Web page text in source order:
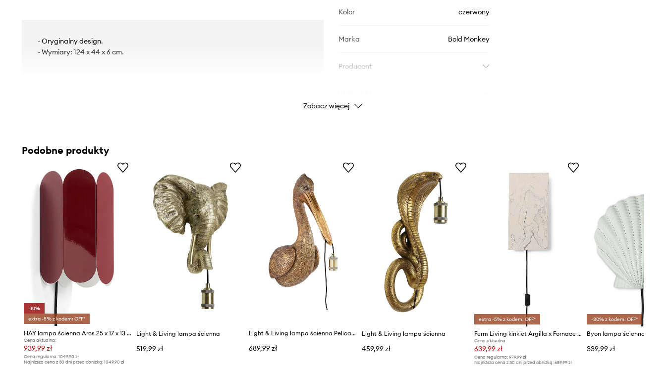
- Oryginalny design.
- Wymiary: 124 x 44 x 6 cm.
Kolor czerwony
Marka Bold Monkey
Producent
Zobacz więcej
Podobne produkty
-10%
extra -5% z kodem: OFF*
HAY lampa ścienna Arcs 25 x 17 x 13 cm
Cena aktualna:
939,99 zł
Cena regularna: 1049,90 zł
Najniższa cena z 30 dni przed obniżką: 1049,90 zł
Light & Living lampa ścienna
519,99 zł
Light & Living lampa ścienna Pelican 33 x 28 x 63 cm
689,99 zł
Light & Living lampa ścienna
459,99 zł
extra -5% z kodem: OFF*
Ferm Living kinkiet Argilla x Fornace Brioni Danish
Cena aktualna:
639,99 zł
Cena regularna:979,99 zł
Najniższa cena z 30 dni przed obniżką:659,99 zł
-30% z kodem: OFF*
Byon lampa ścienna Kenda
339,99 zł